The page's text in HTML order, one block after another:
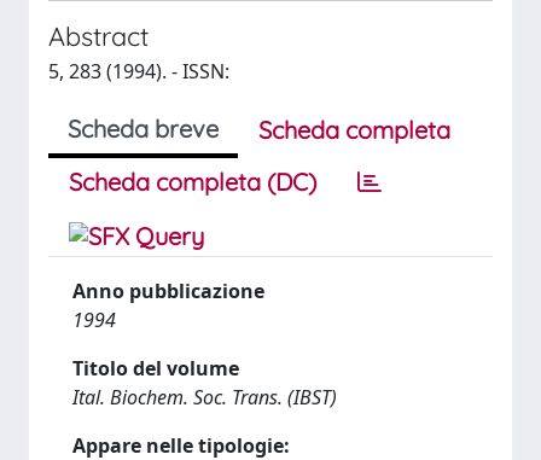
Abstract
5, 283 (1994). - ISSN:
Scheda breve
Scheda completa
Scheda completa (DC)
Anno pubblicazione
1994
Titolo del volume
Ital. Biochem. Soc. Trans. (IBST)
Appare nelle tipologie: